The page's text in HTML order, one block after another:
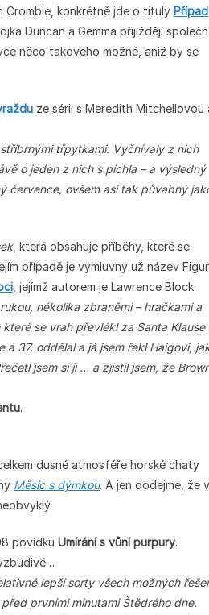
konkrétně jde o tituly Případ
Duncan a Gemma přijíždějí
něco takového možné, aniž by se
ze sérii s Meredith Mitchellovou
třpytkami. Vyčnívaly z nich
o jeden z nich s píchla – a výsledný
července, ovšem asi tak půvabný
, která obsahuje příběhy, které se
případě je výmluvný už název
, jejímž autorem je Lawrence Block.
několika zbraněmi – hračkami a
se vrah převlékl za Santa Klause
37. oddělal a já jsem řekl Haigovi,
jsem si ji … a zjistil jsem, že
.
dusné atmosféře horské chaty
Měsíc s dýmkou. A jen dodejme, že v
povídku Umírání s vůní purpury.
lepší sorty všech možných
prvními minutami Štědrého dne.